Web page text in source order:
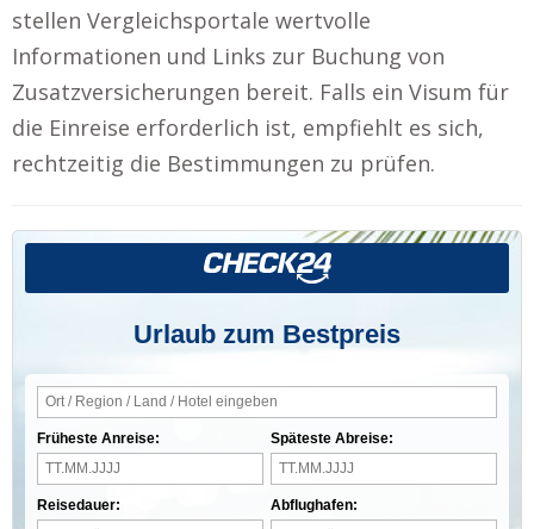
stellen Vergleichsportale wertvolle
Informationen und Links zur Buchung von
Zusatzversicherungen bereit. Falls ein Visum für
die Einreise erforderlich ist, empfiehlt es sich,
rechtzeitig die Bestimmungen zu prüfen.
Urlaub zum Bestpreis
Früheste Anreise:
Reisedauer:
Späteste Abreise:
Abflughafen: